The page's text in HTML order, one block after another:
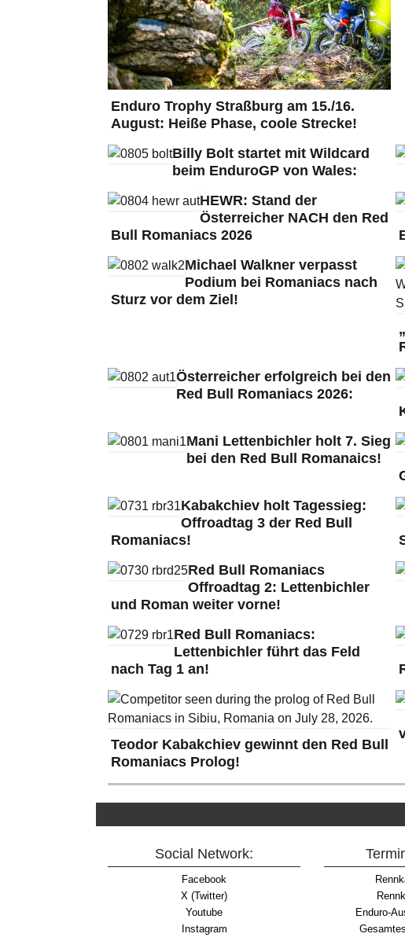
Enduro Trophy Straßburg am 15./16.
August: Heiße Phase, coole Strecke!
Billy Bolt startet mit Wildcard
beim EnduroGP von Wales:
HEWR: Stand der
Österreicher NACH den Red
Bull Romaniacs 2026
Michael Walkner verpasst
Podium bei Romaniacs nach
Sturz vor dem Ziel!
Österreicher erfolgreich bei den
Red Bull Romaniacs 2026:
Mani Lettenbichler holt 7. Sieg
bei den Red Bull Romanaics!
Kabakchiev holt Tagessieg:
Offroadtag 3 der Red Bull
Romaniacs!
Red Bull Romaniacs
Offroadtag 2: Lettenbichler
und Roman weiter vorne!
Red Bull Romaniacs:
Lettenbichler führt das Feld
nach Tag 1 an!
Teodor Kabakchiev gewinnt den Red Bull
Romaniacs Prolog!
Social Network:
Facebook
X (Twitter)
Youtube
Instagram
Enduro-